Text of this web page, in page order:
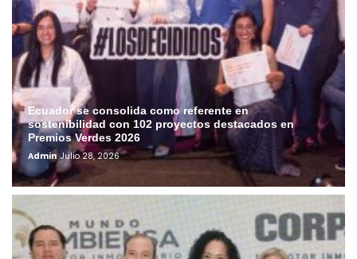
Ecuador se consolida como referente en
sostenibilidad con 102 proyectos destacados en
Premios Verdes 2026
Admin Julio 28, 2026